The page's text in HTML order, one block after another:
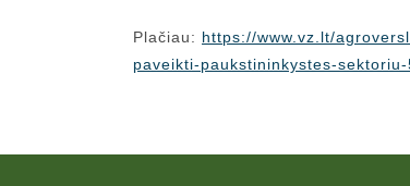
Plačiau: https://www.vz.lt/
paveikti-paukstininkystes-sektoriu-